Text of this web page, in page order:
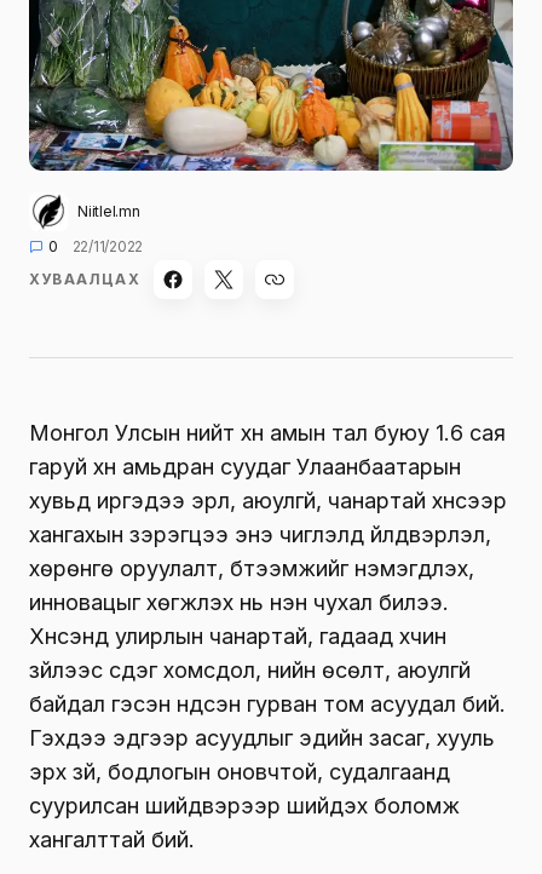
Niitlel.mn
0
22/11/2022
ХУВААЛЦАХ
Монгол Улсын нийт хүн амын тал буюу 1.6 сая
гаруй хүн амьдран суудаг Улаанбаатарын
хувьд иргэдээ эрүүл, аюулгүй, чанартай хүнсээр
хангахын зэрэгцээ энэ чиглэлд үйлдвэрлэл,
хөрөнгө оруулалт, бүтээмжийг нэмэгдүүлэх,
инновацыг хөгжүүлэх нь нэн чухал билээ.
Хүнсэнд улирлын чанартай, гадаад хүчин
зүйлээс үүсдэг хомсдол, үнийн өсөлт, аюулгүй
байдал гэсэн үндсэн гурван том асуудал бий.
Гэхдээ эдгээр асуудлыг эдийн засаг, хууль
эрх зүй, бодлогын оновчтой, судалгаанд
суурилсан шийдвэрээр шийдэх боломж
хангалттай бий.